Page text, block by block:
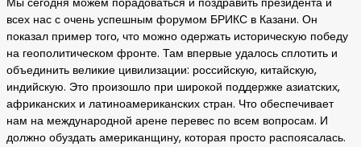
всех нас с очень успешным форумом БРИКС в Казани. Он
показал пример того, что можно одержать историческую победу
на геополитическом фронте. Там впервые удалось сплотить и
объединить великие цивилизации: российскую, китайскую,
индийскую. Это произошло при широкой поддержке азиатских,
африканских и латиноамериканских стран. Что обеспечивает
нам на международной арене перевес по всем вопросам. И
должно обуздать американщину, которая просто распоясалась.